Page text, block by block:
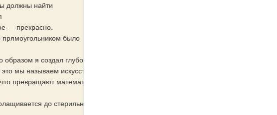
должны найти
— прекрасно.
прямоугольником было
я создал глубокую и
мы называем искусством?
превращают математику в
до стерильного